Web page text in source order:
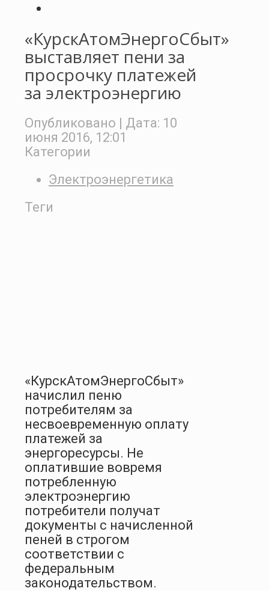
«КурскАтомЭнергоСбыт»
выставляет пени за
просрочку платежей
за электроэнергию
Опубликовано | Дата: 10
июня 2016, 12:01
Категории
Электроэнергетика
Теги
«КурскАтомЭнергоСбыт»
начислил пеню
потребителям за
несвоевременную оплату
платежей за
энергоресурсы. Не
оплатившие вовремя
потребленную
электроэнергию
потребители получат
документы с начисленной
пеней в строгом
соответствии с
федеральным
законодательством.